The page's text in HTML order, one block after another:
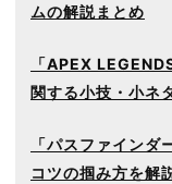
ムの解説まとめ
「APEX
関する小技・小ネ
「パスファインダ
コツの掴み方を解